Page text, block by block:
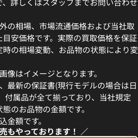
ラッ ウブロ キングパワー フドロ
参考買取価格
価格はお問い合わせください
の相場、市場流通価格および当社取
安価格です。実際の買取価格を保証
の相場変動、お品物の状態により変
像はイメージとなります。
最新の保証書(現行モデルの場合は日
付属品が全て揃っており、当社規定
のお品物の金額です。
金額です。
もやっております！ ／